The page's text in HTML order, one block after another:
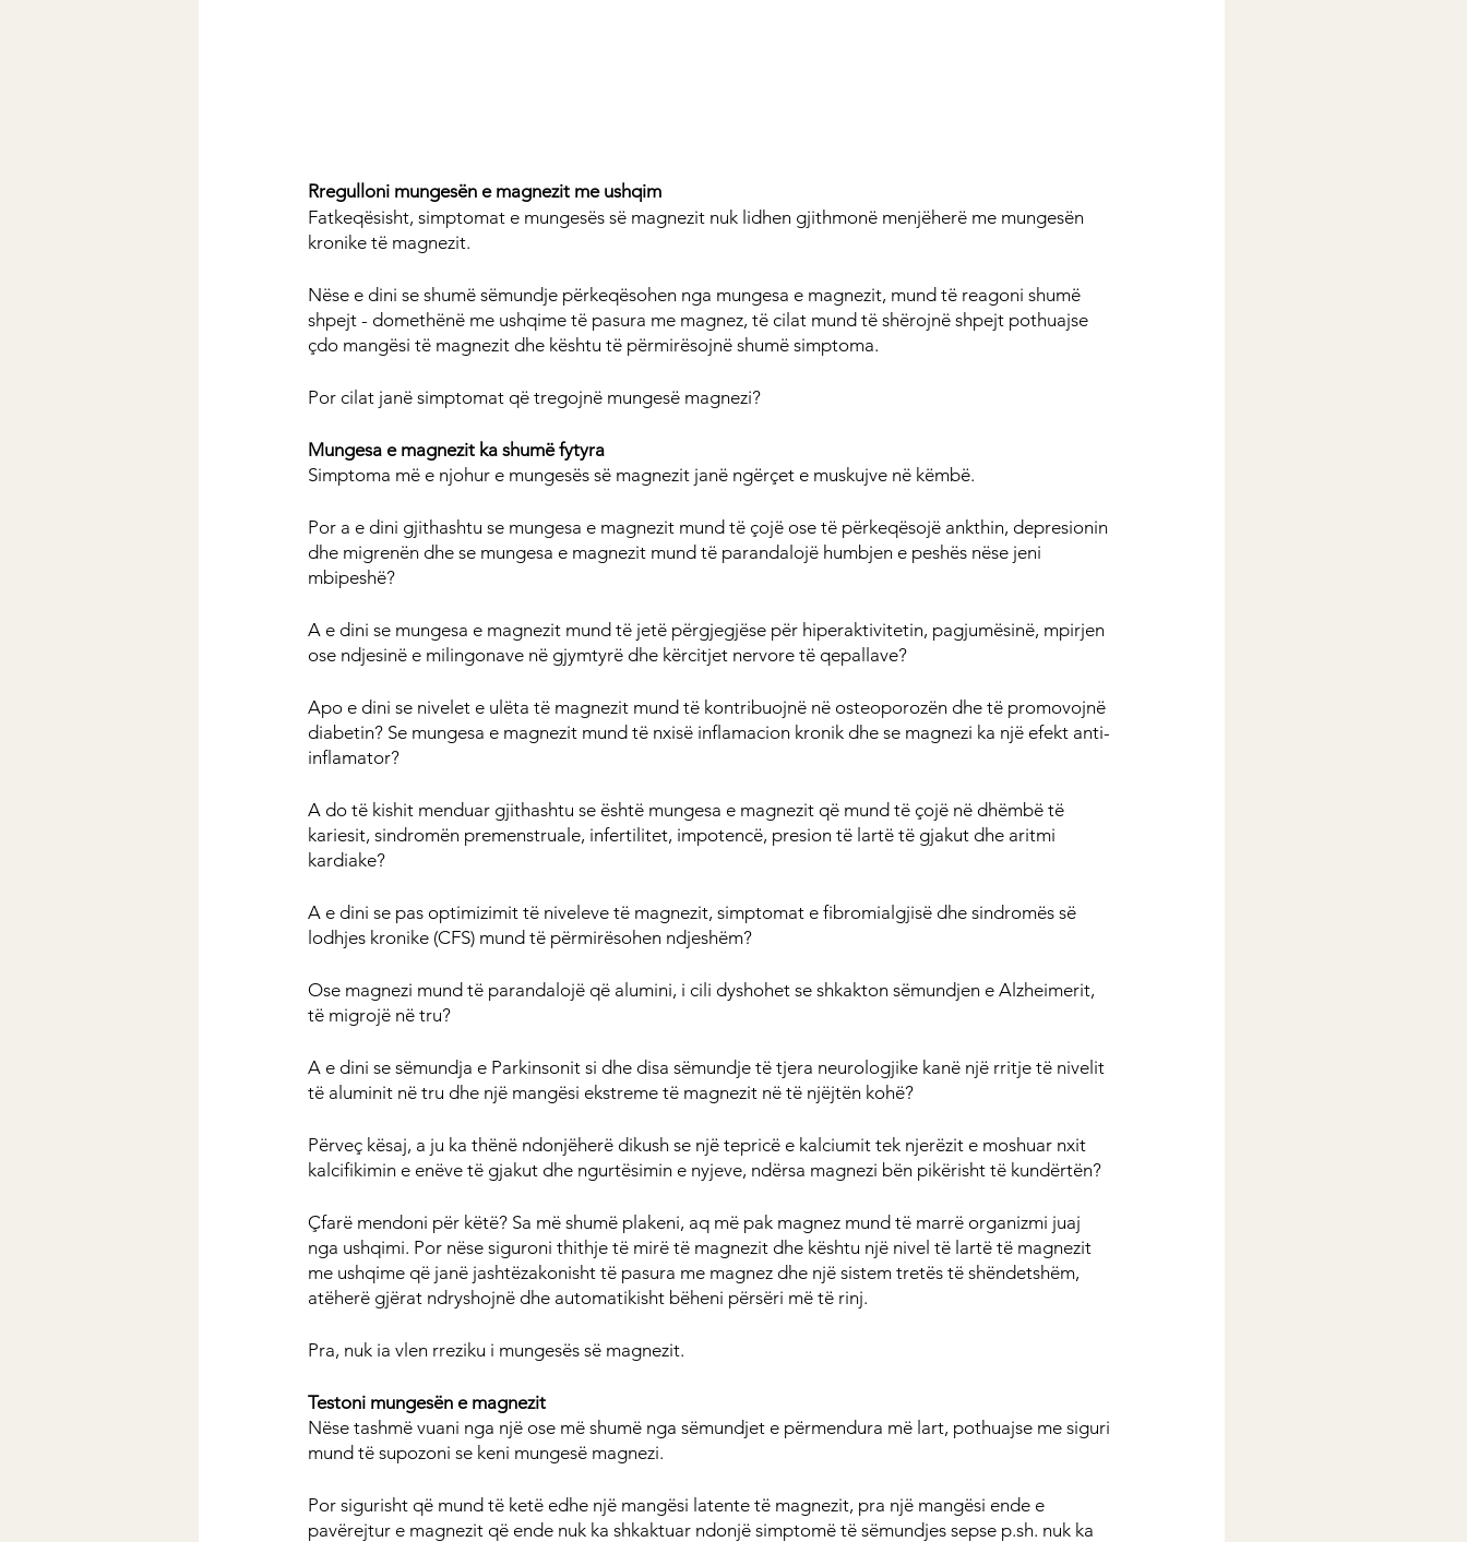
Rregulloni mungesën e magnezit me ushqim
Fatkeqësisht, simptomat e mungesës së magnezit nuk lidhen gjithmonë menjëherë me mungesën
kronike të magnezit.
Nëse e dini se shumë sëmundje përkeqësohen nga mungesa e magnezit, mund të reagoni shumë
shpejt - domethënë me ushqime të pasura me magnez, të cilat mund të shërojnë shpejt pothuajse
çdo mangësi të magnezit dhe kështu të përmirësojnë shumë simptoma.
Por cilat janë simptomat që tregojnë mungesë magnezi?
Mungesa e magnezit ka shumë fytyra
Simptoma më e njohur e mungesës së magnezit janë ngërçet e muskujve në këmbë.
Por a e dini gjithashtu se mungesa e magnezit mund të çojë ose të përkeqësojë ankthin, depresionin
dhe migrenën dhe se mungesa e magnezit mund të parandalojë humbjen e peshës nëse jeni
mbipeshë?
A e dini se mungesa e magnezit mund të jetë përgjegjëse për hiperaktivitetin, pagjumësinë, mpirjen
ose ndjesinë e milingonave në gjymtyrë dhe kërcitjet nervore të qepallave?
Apo e dini se nivelet e ulëta të magnezit mund të kontribuojnë në osteoporozën dhe të promovojnë
diabetin? Se mungesa e magnezit mund të nxisë inflamacion kronik dhe se magnezi ka një efekt anti-
inflamator?
A do të kishit menduar gjithashtu se është mungesa e magnezit që mund të çojë në dhëmbë të
kariesit, sindromën premenstruale, infertilitet, impotencë, presion të lartë të gjakut dhe aritmi
kardiake?
A e dini se pas optimizimit të niveleve të magnezit, simptomat e fibromialgjisë dhe sindromës së
lodhjes kronike (CFS) mund të përmirësohen ndjeshëm?
Ose magnezi mund të parandalojë që alumini, i cili dyshohet se shkakton sëmundjen e Alzheimerit,
të migrojë në tru?
A e dini se sëmundja e Parkinsonit si dhe disa sëmundje të tjera neurologjike kanë një rritje të nivelit
të aluminit në tru dhe një mangësi ekstreme të magnezit në të njëjtën kohë?
Përveç kësaj, a ju ka thënë ndonjëherë dikush se një tepricë e kalciumit tek njerëzit e moshuar nxit
kalcifikimin e enëve të gjakut dhe ngurtësimin e nyjeve, ndërsa magnezi bën pikërisht të kundërtën?
Çfarë mendoni për këtë? Sa më shumë plakeni, aq më pak magnez mund të marrë organizmi juaj
nga ushqimi. Por nëse siguroni thithje të mirë të magnezit dhe kështu një nivel të lartë të magnezit
me ushqime që janë jashtëzakonisht të pasura me magnez dhe një sistem tretës të shëndetshëm,
atëherë gjërat ndryshojnë dhe automatikisht bëheni përsëri më të rinj.
Pra, nuk ia vlen rreziku i mungesës së magnezit.
Testoni mungesën e magnezit
Nëse tashmë vuani nga një ose më shumë nga sëmundjet e përmendura më lart, pothuajse me siguri
mund të supozoni se keni mungesë magnezi.
Por sigurisht që mund të ketë edhe një mangësi latente të magnezit, pra një mangësi ende e
pavërejtur e magnezit që ende nuk ka shkaktuar ndonjë simptomë të sëmundjes sepse p.sh. nuk ka